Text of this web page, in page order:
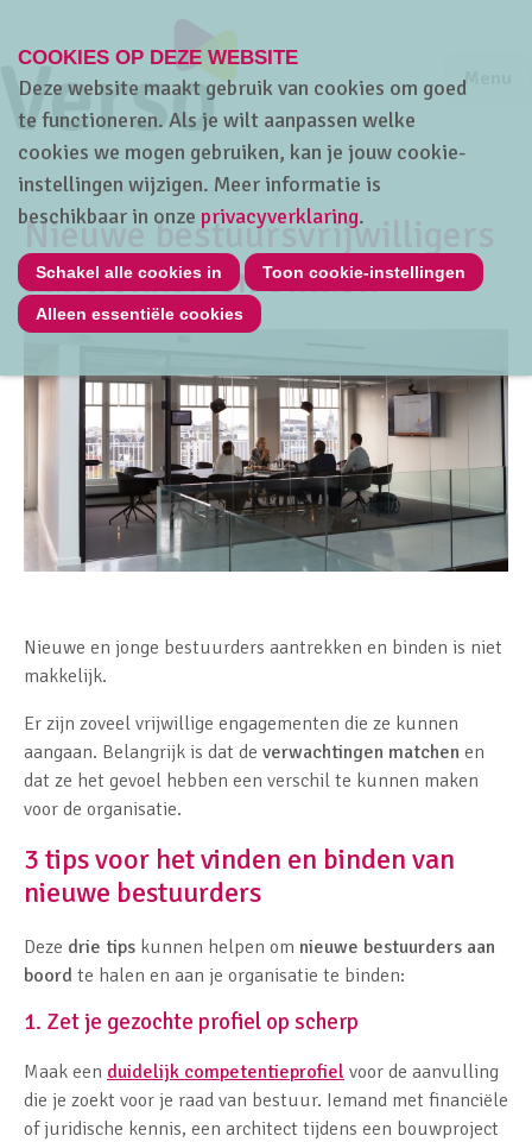
Jump
Menu
Home Thema's Sociaal overleg
Nieuwe bestuursvrijwilligers
aantrekken en binden
Nieuwe en jonge bestuurders aantrekken en binden is niet
makkelijk.
Er zijn zoveel vrijwillige engagementen die ze kunnen
aangaan. Belangrijk is dat de verwachtingen matchen en
dat ze het gevoel hebben een verschil te kunnen maken
voor de organisatie.
3 tips voor het vinden en binden van
nieuwe bestuurders
Deze drie tips kunnen helpen om nieuwe bestuurders aan
boord te halen en aan je organisatie te binden:
1. Zet je gezochte profiel op scherp
Maak een duidelijk competentieprofiel voor de aanvulling
die je zoekt voor je raad van bestuur. Iemand met financiële
of juridische kennis, een architect tijdens een bouwproject
COOKIES OP DEZE WEBSITE
Deze website maakt gebruik van cookies om goed
te functioneren. Als je wilt aanpassen welke
cookies we mogen gebruiken, kan je jouw cookie-
instellingen wijzigen. Meer informatie is
beschikbaar in onze privacyverklaring.
Schakel alle cookies in Toon cookie-instellingen
Alleen essentiële cookies